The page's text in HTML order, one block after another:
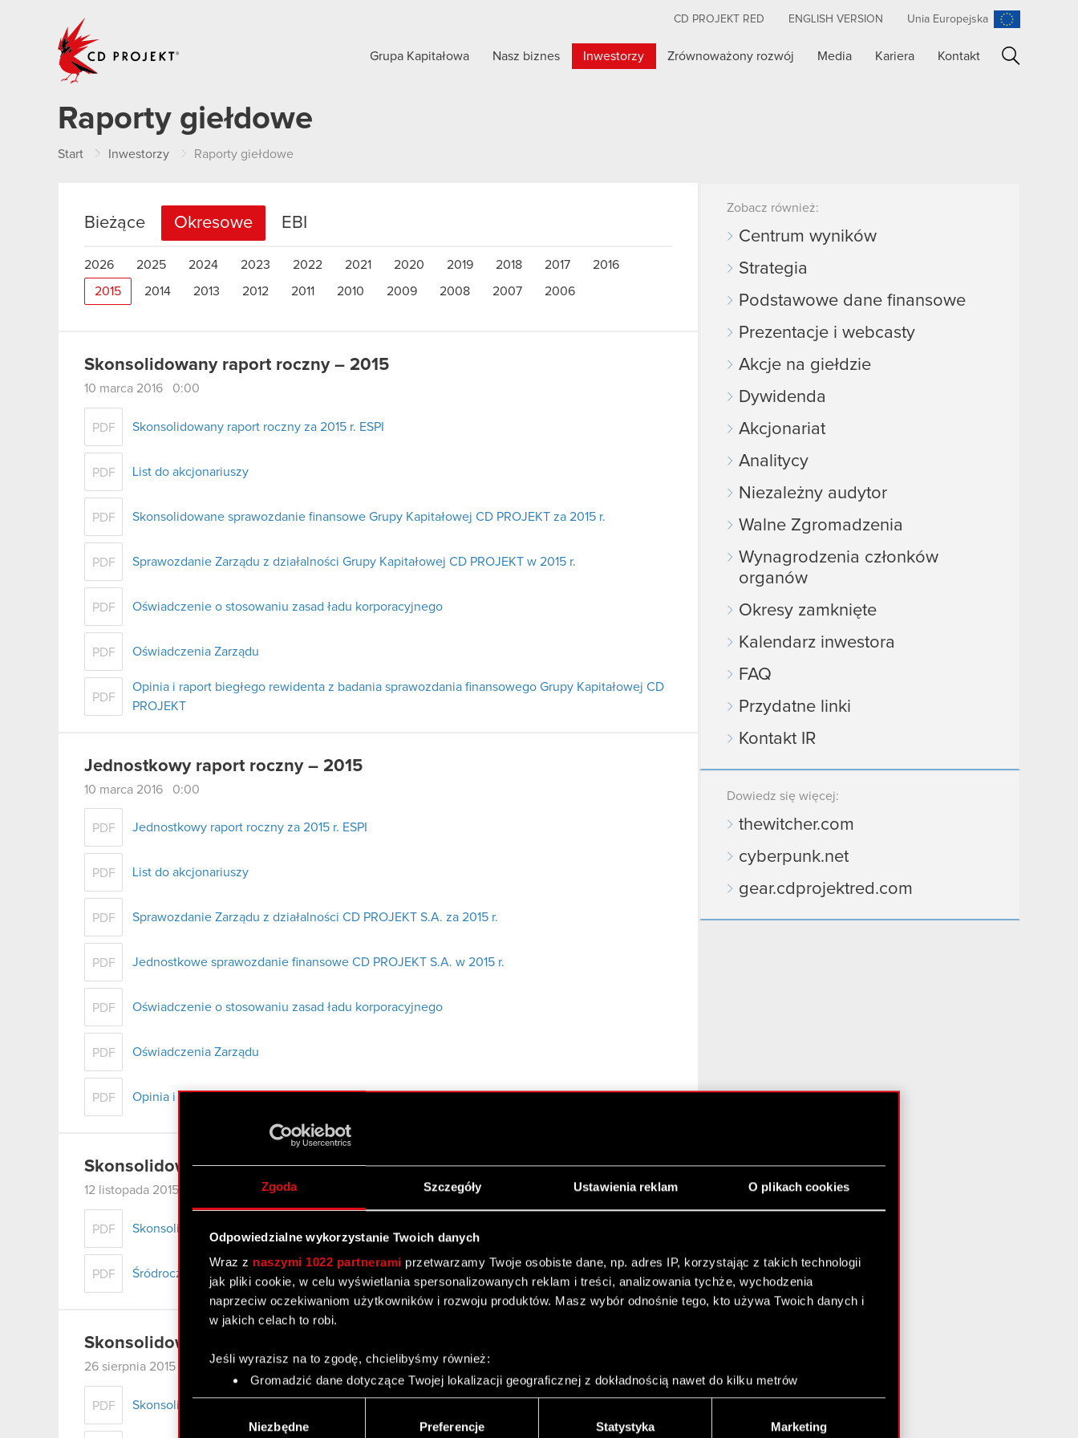
Zgoda Szczegóły Ustawienia reklam O plikach cookies
Odpowiedzialne wykorzystanie Twoich danych
Wraz z naszymi 1022 partnerami przetwarzamy Twoje osobiste dane, np. adres IP, korzystając z takich technologii
jak pliki cookie, w celu wyświetlania spersonalizowanych reklam i treści, analizowania tychże, wychodzenia
naprzeciw oczekiwaniom użytkowników i rozwoju produktów. Masz wybór odnośnie tego, kto używa Twoich danych i
w jakich celach to robi.
Jeśli wyrazisz na to zgodę, chcielibyśmy również:
Gromadzić dane dotyczące Twojej lokalizacji geograficznej z dokładnością nawet do kilku metrów
Identyfikować Twoje urządzenie, aktywnie analizując charakteryzującego je zbiory danych (fingerprinting,
Niezbędne Preferencje Statystyka Marketing
CD PROJEKT RED ENGLISH VERSION Unia Europejska
Grupa Kapitałowa Nasz biznes Inwestorzy Zrównoważony rozwój Media Kariera Kontakt
Raporty giełdowe
Start Inwestorzy Raporty giełdowe
Bieżące Okresowe EBI
2026 2025 2024 2023 2022 2021 2020 2019 2018 2017 2016
2015 2014 2013 2012 2011 2010 2009 2008 2007 2006
Skonsolidowany raport roczny – 2015
10 marca 2016 0:00
PDF Skonsolidowany raport roczny za 2015 r. ESPI
PDF List do akcjonariuszy
PDF Skonsolidowane sprawozdanie finansowe Grupy Kapitałowej CD PROJEKT za 2015 r.
PDF Sprawozdanie Zarządu z działalności Grupy Kapitałowej CD PROJEKT w 2015 r.
PDF Oświadczenie o stosowaniu zasad ładu korporacyjnego
PDF Oświadczenia Zarządu
PDF
Opinia i raport biegłego rewidenta z badania sprawozdania finansowego Grupy Kapitałowej CD
PROJEKT
Jednostkowy raport roczny – 2015
10 marca 2016 0:00
PDF Jednostkowy raport roczny za 2015 r. ESPI
PDF List do akcjonariuszy
PDF Sprawozdanie Zarządu z działalności CD PROJEKT S.A. za 2015 r.
PDF Jednostkowe sprawozdanie finansowe CD PROJEKT S.A. w 2015 r.
PDF Oświadczenie o stosowaniu zasad ładu korporacyjnego
PDF Oświadczenia Zarządu
PDF Opinia i raport biegłego rewidenta z badania sprawozdania finansowego
Skonsolidowany raport kwartalny – 3 kw. 2015
12 listopada 2015 0:00
PDF Skonsolidowany raport za III kw. 2015 r. - ESPI
PDF Śródroczne skonsolidowane sprawozdanie finansowe za 3 kw. 2015 r.
Skonsolidowany raport półroczny – 2015
26 sierpnia 2015 0:00
PDF Skonsolidowany raport za I półrocze 2015 r. - ESPI
Zobacz również:
Centrum wyników
Strategia
Podstawowe dane finansowe
Prezentacje i webcasty
Akcje na giełdzie
Dywidenda
Akcjonariat
Analitycy
Niezależny audytor
Walne Zgromadzenia
Wynagrodzenia członków
organów
Okresy zamknięte
Kalendarz inwestora
FAQ
Przydatne linki
Kontakt IR
Dowiedz się więcej:
thewitcher.com
cyberpunk.net
gear.cdprojektred.com